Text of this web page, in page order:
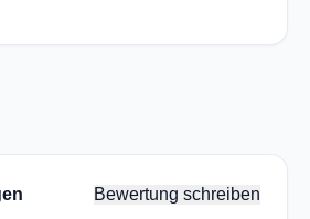
Bewertung schreiben